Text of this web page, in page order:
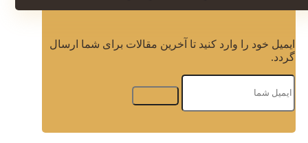
ایمیل خود را وارد کنید تا آخرین مقالات برای شما ارسال
گردد.